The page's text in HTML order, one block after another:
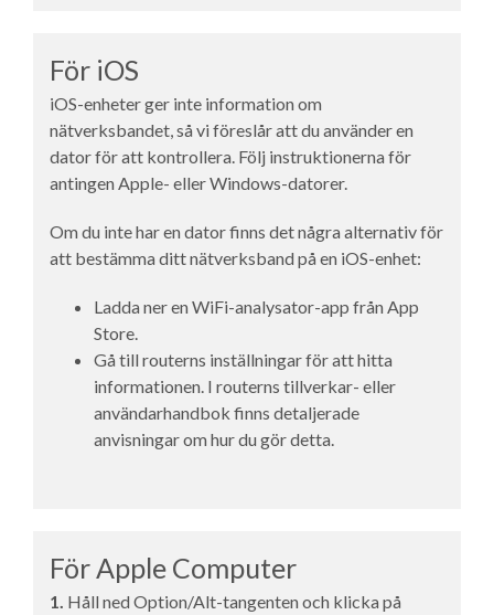
För iOS
iOS-enheter ger inte information om
nätverksbandet, så vi föreslår att du använder en
dator för att kontrollera. Följ instruktionerna för
antingen Apple- eller Windows-datorer.
Om du inte har en dator finns det några alternativ för
att bestämma ditt nätverksband på en iOS-enhet:
Ladda ner en WiFi-analysator-app från App
Store.
Gå till routerns inställningar för att hitta
informationen. I routerns tillverkar- eller
användarhandbok finns detaljerade
anvisningar om hur du gör detta.
För Apple Computer
1. Håll ned Option/Alt-tangenten och klicka på